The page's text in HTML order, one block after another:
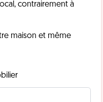
contrairement à
maison et même